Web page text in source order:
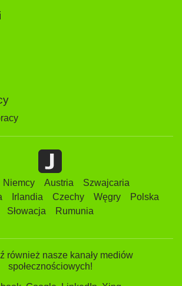
Niemcy Austria
Szwajcaria
Irlandia Czechy Węgry
Polska
Słowacja
Rumunia
również nasze kanały mediów
społecznościowych!